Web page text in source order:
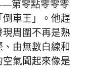
第零點零零零
車王」。他趕
現周圍不再是熟
由無數白線和
氣聞起來像是